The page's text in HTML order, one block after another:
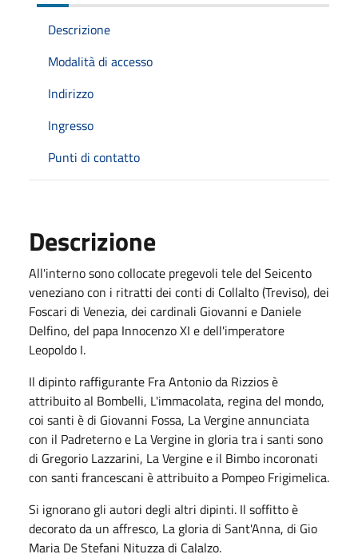
Descrizione
Modalità di accesso
Indirizzo
Ingresso
Punti di contatto
Descrizione
All'interno sono collocate pregevoli tele del Seicento
veneziano con i ritratti dei conti di Collalto (Treviso), dei
Foscari di Venezia, dei cardinali Giovanni e Daniele
Delfino, del papa Innocenzo XI e dell'imperatore
Leopoldo I.
Il dipinto raffigurante Fra Antonio da Rizzios è
attribuito al Bombelli, L'immacolata, regina del mondo,
coi santi è di Giovanni Fossa, La Vergine annunciata
con il Padreterno e La Vergine in gloria tra i santi sono
di Gregorio Lazzarini, La Vergine e il Bimbo incoronati
con santi francescani è attribuito a Pompeo Frigimelica.
Si ignorano gli autori degli altri dipinti. Il soffitto è
decorato da un affresco, La gloria di Sant'Anna, di Gio
Maria De Stefani Nituzza di Calalzo.